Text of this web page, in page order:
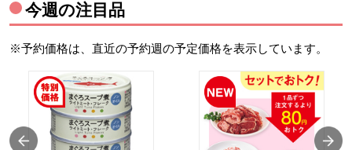
今週の注目品
※予約価格は、直近の予約週の予定価格を表示しています。